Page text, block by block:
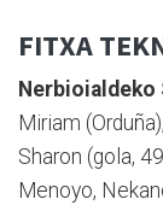
FITXA
Nerbioialdeko
Miriam
Sharon (gola,
Menoyo,